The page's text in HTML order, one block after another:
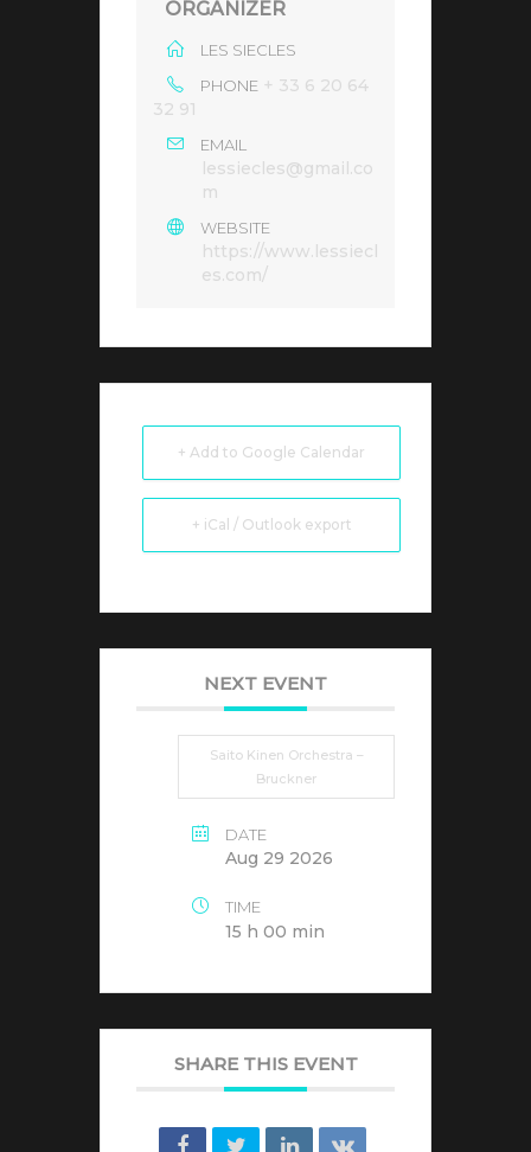
ORGANIZER
LES SIECLES
PHONE + 33 6 20 64
32 91
EMAIL
lessiecles@gmail.co
m
WEBSITE
https://www.lessiecl
es.com/
+ Add to Google Calendar
+ iCal / Outlook export
NEXT EVENT
Saito Kinen Orchestra –
Bruckner
DATE
Aug 29 2026
TIME
15 h 00 min
SHARE THIS EVENT